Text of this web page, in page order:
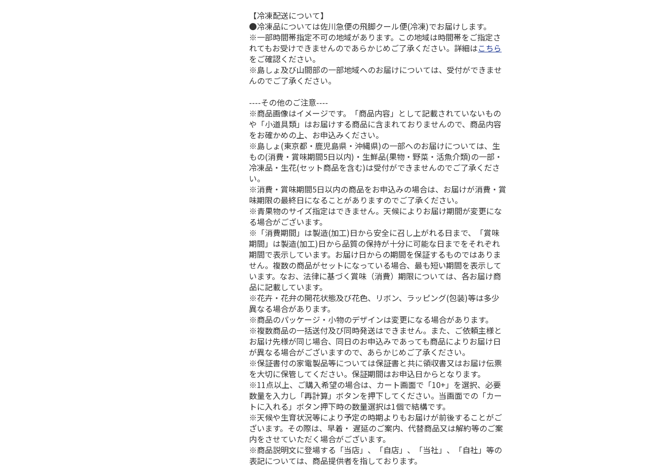
【冷凍配送について】
●冷凍品については佐川急便の飛脚クール便(冷凍)でお届けします。
※一部時間帯指定不可の地域があります。この地域は時間帯をご指定さ
れてもお受けできませんのであらかじめご了承ください。詳細はこちら
をご確認ください。
※島しょ及び山間部の一部地域へのお届けについては、受付ができませ
んのでご了承ください。
----その他のご注意----
※商品画像はイメージです。「商品内容」として記載されていないもの
や「小道具類」はお届けする商品に含まれておりませんので、商品内容
をお確かめの上、お申込みください。
※島しょ(東京都・鹿児島県・沖縄県)の一部へのお届けについては、生
もの(消費・賞味期間5日以内)・生鮮品(果物・野菜・活魚介類)の一部・
冷凍品・生花(セット商品を含む)は受付ができませんのでご了承くださ
い。
※消費・賞味期間5日以内の商品をお申込みの場合は、お届けが消費・賞
味期限の最終日になることがありますのでご了承ください。
※青果物のサイズ指定はできません。天候によりお届け期間が変更にな
る場合がございます。
※「消費期間」は製造(加工)日から安全に召し上がれる日まで、「賞味
期間」は製造(加工)日から品質の保持が十分に可能な日までをそれぞれ
期間で表示しています。お届け日からの期間を保証するものではありま
せん。複数の商品がセットになっている場合、最も短い期間を表示して
います。なお、法律に基づく賞味（消費）期限については、各お届け商
品に記載しています。
※花卉・花弁の開花状態及び花色、リボン、ラッピング(包装)等は多少
異なる場合があります。
※商品のパッケージ・小物のデザインは変更になる場合があります。
※複数商品の一括送付及び同時発送はできません。また、ご依頼主様と
お届け先様が同じ場合、同日のお申込みであっても商品によりお届け日
が異なる場合がございますので、あらかじめご了承ください。
※保証書付の家電製品等については保証書と共に領収書又はお届け伝票
を大切に保管してください。保証期間はお申込日からとなります。
※11点以上、ご購入希望の場合は、カート画面で「10+」を選択、必要
数量を入力し「再計算」ボタンを押下してください。当画面での「カー
トに入れる」ボタン押下時の数量選択は1個で結構です。
※天候や生育状況等により予定の時期よりもお届けが前後することがご
ざいます。その際は、早着・ 遅延のご案内、代替商品又は解約等のご案
内をさせていただく場合がございます。
※商品説明文に登場する「当店」、「自店」、「当社」、「自社」等の
表記については、商品提供者を指しております。